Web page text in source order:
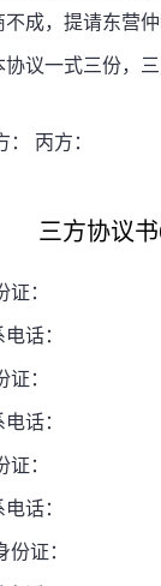
成，提请东营仲
一式三份，三
丙方：
三方协议
：
话：
：
话：
：
话：
证：